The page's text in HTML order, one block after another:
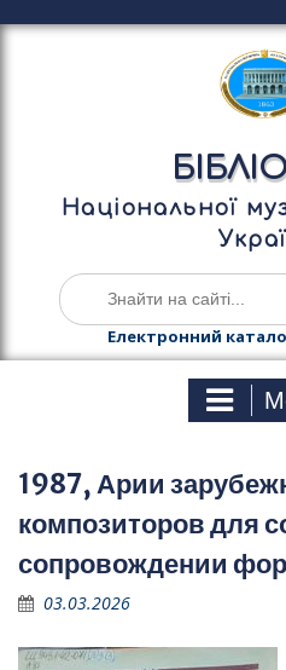
е
у
Національної
Ш
у
а
Електронний
1987, Арии
композиторов для
сопровождении
03.03.2026